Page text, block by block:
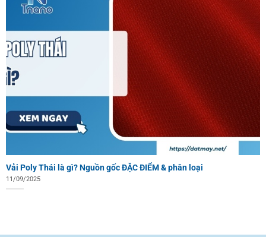
Vải Poly Thái là gì? Nguồn gốc ĐẶC ĐIỂM & phân loại
11/09/2025